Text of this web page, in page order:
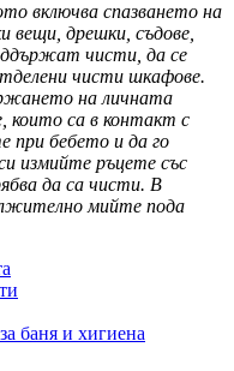
включва спазването на
вещи, дрешки, съдове,
чисти, да се
чисти шкафове.
на личната
които са в контакт с
при бебето и да го
измийте ръцете със
да са чисти. В
мийте пода
баня и хигиена